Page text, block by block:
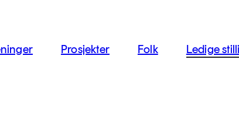
Prosjekter Folk Ledige